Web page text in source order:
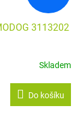
3113202
Skladem
Do košíku